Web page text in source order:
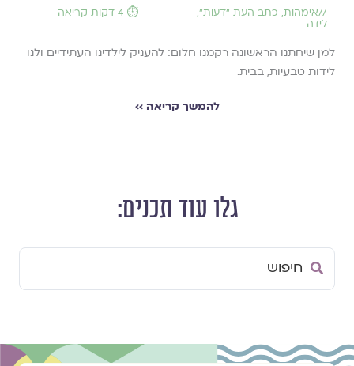
//אימהות, כתב העת ״דעות״,
לידה
⏱️ 4 דקות קריאה
למן שיחתנו הראשונה רקמנו חלום: להעניק לילדינו העתידיים ולנו
לידות טבעיות, בבית.
להמשך קריאה ››
גלו עוד תכנים:
Search